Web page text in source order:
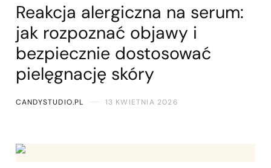
Reakcja alergiczna na serum:
jak rozpoznać objawy i
bezpiecznie dostosować
pielęgnację skóry
CANDYSTUDIO.PL 13 KWIETNIA 2026